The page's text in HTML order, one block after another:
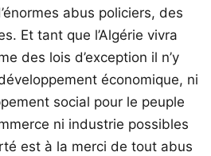
abus policiers, des
Et tant que l’Algérie vivra
des lois d’exception il n’y
économique, ni
social pour le peuple
ni industrie possibles
est à la merci de tout abus